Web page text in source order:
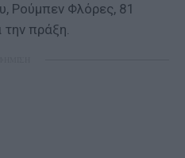
Ρούμπεν Φλόρες, 81
την πράξη.